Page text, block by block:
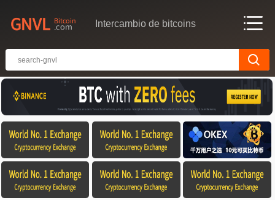
Intercambio de bitcoins